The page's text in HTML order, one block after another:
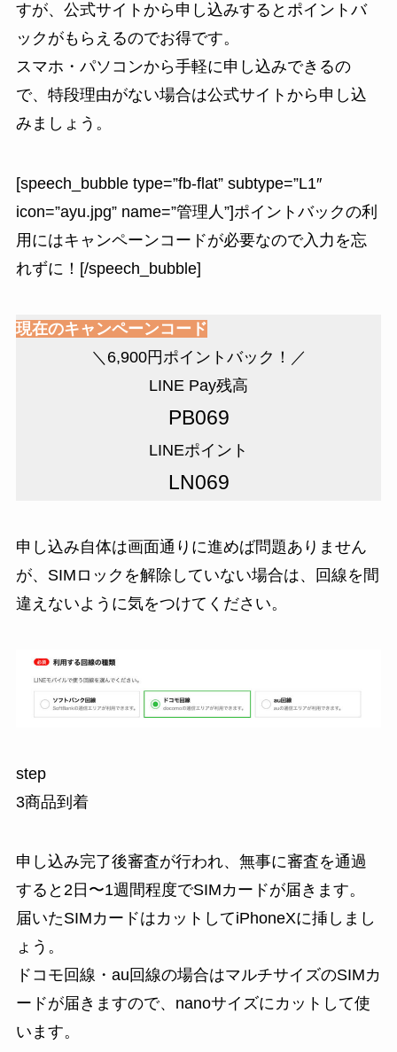
すが、公式サイトから申し込みすると ポイントバ
ックがもらえるのでお得です。
スマホ・パソコンから手軽に申し込みできるの
で、特段理由がない場合は公式サイトから申し込
みましょう。
[speech_bubble type=”fb-flat” subtype=”L1″
icon=”ayu.jpg” name=”管理人”]ポイントバックの利
用にはキャンペーンコードが必要なので入力を忘
れずに！[/speech_bubble]
現在のキャンペーンコード
＼ 6,900円ポイントバック！ ／
LINE Pay残高
PB069
LINEポイント
LN069
申し込み自体は画面通りに進めば問題ありません
が、SIMロックを解除していない場合は、回線を間
違えないように気をつけてください。
step
3商品到着
申し込み完了後審査が行われ、無事に審査を通過
すると2日〜1週間程度でSIMカードが届きます。
届いたSIMカードはカットしてiPhoneXに挿しまし
ょう。
ドコモ回線・au回線の場合はマルチサイズのSIMカ
ードが届きますので、nanoサイズにカットして使
います。